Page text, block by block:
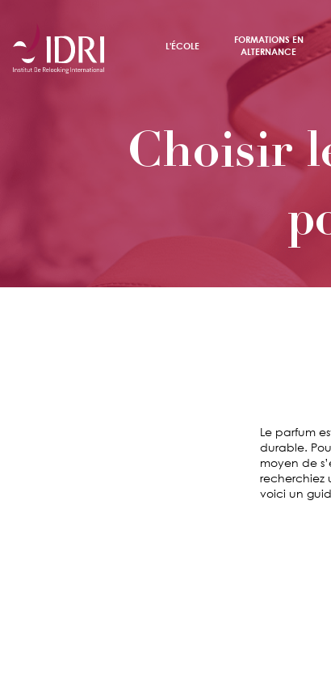
L'ÉCOLE
FORMATIONS EN
ALTERNANCE
Choisir
Le parfum
durable.
moyen de
recherchiez
voici un